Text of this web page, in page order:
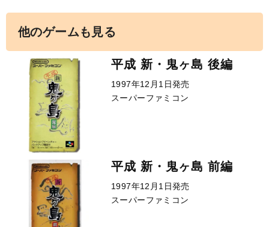
他のゲームも見る
平成 新・鬼ヶ島 後編
1997年12月1日発売
スーパーファミコン
平成 新・鬼ヶ島 前編
1997年12月1日発売
スーパーファミコン